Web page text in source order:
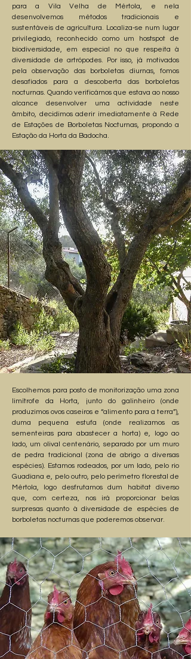
para a Vila Velha de Mértola, e nela
desenvolvemos métodos tradicionais e
sustentáveis de agricultura. Localiza-se num lugar
privilegiado, reconhecido como um hostspot de
biodiversidade, em especial no que respeita à
diversidade de artrópodes. Por isso, já motivados
pela observação das borboletas diurnas, fomos
desafiados para a descoberta das borboletas
nocturnas. Quando verificámos que estava ao nosso
alcance desenvolver uma actividade neste
âmbito, decidimos aderir imediatamente à Rede
de Estações de Borboletas Nocturnas, propondo a
Estação da Horta da Badocha.
Escolhemos para posto de monitorização uma zona
limítrofe da Horta, junto do galinheiro (onde
produzimos ovos caseiros e “alimento para a terra”),
duma pequena estufa (onde realizamos as
sementeiras para abastecer a horta) e, logo ao
lado, um olival centenário, separado por um muro
de pedra tradicional (zona de abrigo a diversas
espécies). Estamos rodeados, por um lado, pelo rio
Guadiana e, pelo outro, pelo perímetro florestal de
Mértola, logo desfrutamos dum habitat diverso
que, com certeza, nos irá proporcionar belas
surpresas quanto à diversidade de espécies de
borboletas nocturnas que poderemos observar.